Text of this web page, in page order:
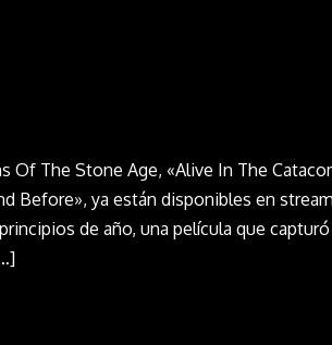
Of The Stone Age, «Alive In The
Before», ya están disponibles en
de año, una película que